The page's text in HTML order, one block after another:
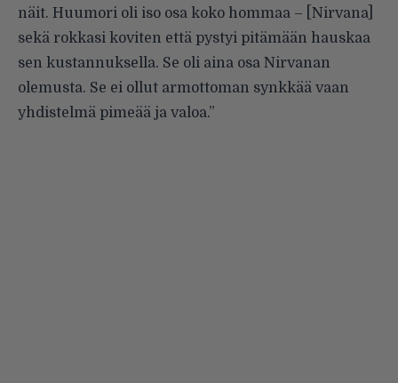
näit. Huumori oli iso osa koko hommaa – [Nirvana]
sekä rokkasi koviten että pystyi pitämään hauskaa
sen kustannuksella. Se oli aina osa Nirvanan
olemusta. Se ei ollut armottoman synkkää vaan
yhdistelmä pimeää ja valoa.”